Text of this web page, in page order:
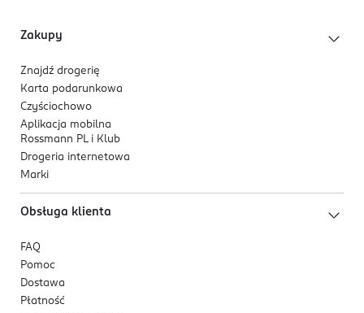
Zakupy
Znajdź drogerię
Karta podarunkowa
Czyściochowo
Aplikacja mobilna
Rossmann PL i Klub
Drogeria internetowa
Marki
Obsługa klienta
FAQ
Pomoc
Dostawa
Płatność